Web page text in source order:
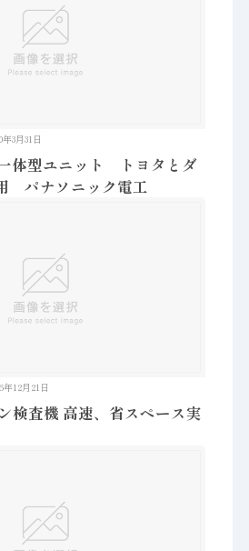
年3月31日
体型ユニット トヨタとダ
パナソニック電工
年12月21日
査機 高速、省スペース実